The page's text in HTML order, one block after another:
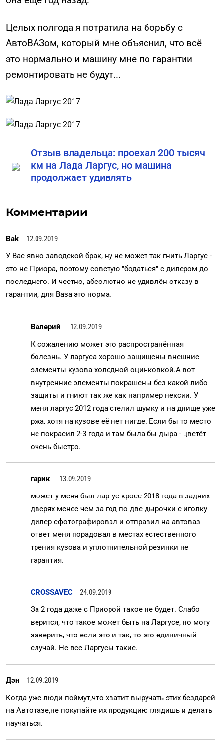
Целых полгода я потратила на борьбу с
АвтоВАЗом, который мне объяснил, что всё
это нормально и машину мне по гарантии
ремонтировать не будут...
Отзыв владельца: проехал 200 тысяч
км на Лада Ларгус, но машина
продолжает удивлять
Комментарии
Bak
12.09.2019
У Вас явно заводской брак, ну не может так гнить Ларгус -
это не Приора, поэтому советую "бодаться" с дилером до
последнего. И честно, абсолютно не удивлён отказу в
гарантии, для Ваза это норма.
Валерий
12.09.2019
К сожалению может это распространённая
болезнь. У ларгуса хорошо защищены внешние
элементы кузова холодной оцинковкой.А вот
внутренние элементы покрашены без какой либо
защиты и гниют так же как например нексии. У
меня ларгус 2012 года стелил шумку и на днище уже
ржа, хотя на кузове её нет нигде. Если бы то место
не покрасил 2-3 года и там была бы дыра - цветёт
очень быстро.
гарик
13.09.2019
может у меня был ларгус кросс 2018 года в задних
дверях менее чем за год по две дырочки с иголку
дилер сфотографировал и отправил на автоваз
ответ меня порадовал в местах естественного
трения кузова и уплотнительной резинки не
гарантия.
CROSSAVEC
24.09.2019
За 2 года даже с Приорой такое не будет. Слабо
верится, что такое может быть на Ларгусе, но могу
заверить, что если это и так, то это единичный
случай. Не все Ларгусы такие.
Дэн
12.09.2019
Когда уже люди поймут,что хватит выручать этих бездарей
на Автотазе,не покупайте их продукцию глядишь и делать
научаться.